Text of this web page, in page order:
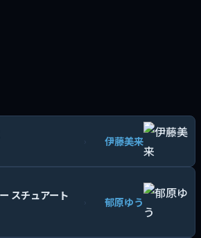
› 伊藤美来
スチュアート › 郁原ゆう